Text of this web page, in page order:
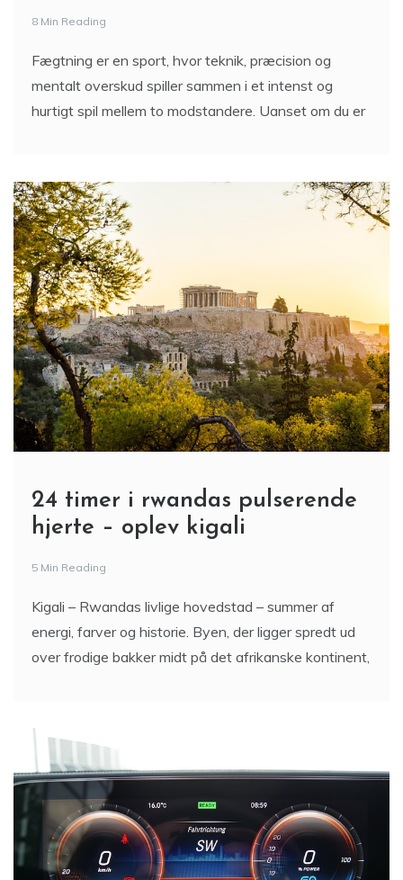
8 Min Reading
Fægtning er en sport, hvor teknik, præcision og
mentalt overskud spiller sammen i et intenst og
hurtigt spil mellem to modstandere. Uanset om du er
24 timer i rwandas pulserende
hjerte – oplev kigali
5 Min Reading
Kigali – Rwandas livlige hovedstad – summer af
energi, farver og historie. Byen, der ligger spredt ud
over frodige bakker midt på det afrikanske kontinent,